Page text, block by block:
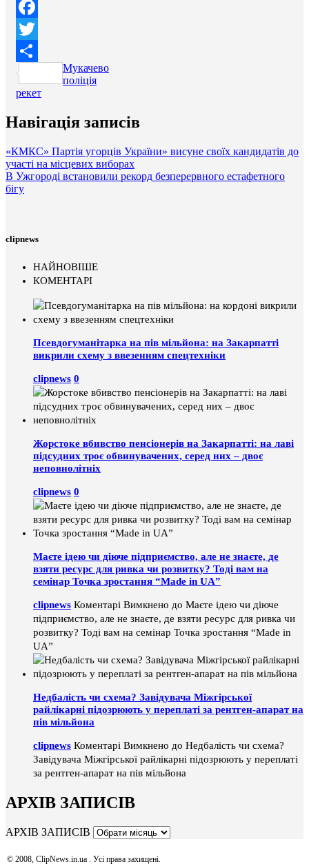
Facebook
Twitter
Поділитися
Мукачево
поліція
рекет
Навігація записів
«КМКС» Партія угорців України» висуне своїх кандидатів до
участі на місцевих виборах
В Ужгороді встановили рекорд безперервного естафетного
бігу
clipnews
НАЙНОВІШЕ
КОМЕНТАРІ
Псевдогуманітарка на пів мільйона: на Закарпатті
викрили схему з ввезенням спецтехніки
clipnews 0
Жорстоке вбивство пенсіонерів на Закарпатті: на лаві
підсудних троє обвинувачених, серед них – двоє
неповнолітніх
clipnews 0
Маєте ідею чи діюче підприємство, але не знаєте, де
взяти ресурс для ривка чи розвитку? Тоді вам на
семінар Точка зростання “Made in UA”
clipnews Коментарі Вимкнено до Маєте ідею чи діюче
підприємство, але не знаєте, де взяти ресурс для ривка чи
розвитку? Тоді вам на семінар Точка зростання “Made in
UA”
Недбалість чи схема? Завідувача Міжгірської
райлікарні підозрюють у переплаті за рентген-апарат на
пів мільйона
clipnews Коментарі Вимкнено до Недбалість чи схема?
Завідувача Міжгірської райлікарні підозрюють у переплаті
за рентген-апарат на пів мільйона
АРХІВ ЗАПИСІВ
АРХІВ ЗАПИСІВ
© 2008, ClipNews.in.ua . Усі права захищені.